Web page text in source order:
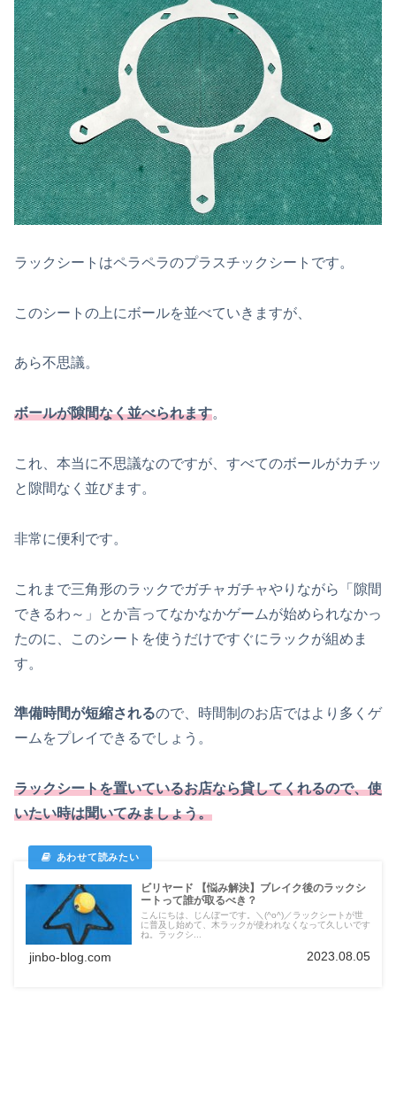
ラックシートはペラペラのプラスチックシートです。
このシートの上にボールを並べていきますが、
あら不思議。
ボールが隙間なく並べられます。
これ、本当に不思議なのですが、すべてのボールがカチッ
と隙間なく並びます。
非常に便利です。
これまで三角形のラックでガチャガチャやりながら「隙間
できるわ～」とか言ってなかなかゲームが始められなかっ
たのに、このシートを使うだけですぐにラックが組めま
す。
準備時間が短縮されるので、時間制のお店ではより多くゲ
ームをプレイできるでしょう。
ラックシートを置いているお店なら貸してくれるので、使
いたい時は聞いてみましょう。
ビリヤード 【悩み解決】ブレイク後のラックシ
ートって誰が取るべき？
こんにちは、じんぼーです。＼(^o^)／ラックシートが世
に普及し始めて、木ラックが使われなくなって久しいです
ね。ラックシ...
jinbo-blog.com 2023.08.05